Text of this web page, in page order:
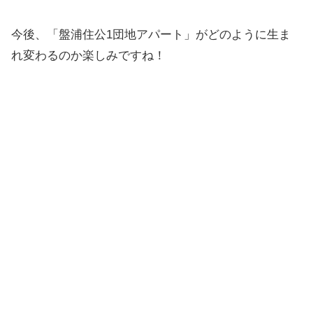
今後、「盤浦住公1団地アパート」がどのように生ま
れ変わるのか楽しみですね！